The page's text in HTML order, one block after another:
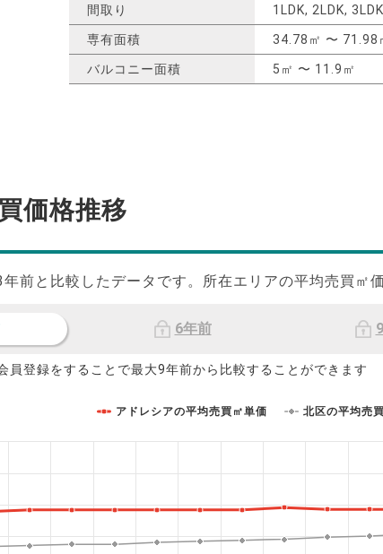
間取り 1LDK, 2LDK, 3LDK
専有面積 34.78㎡ 〜 71.98
バルコニー面積 5㎡ 〜 11.9㎡
価格推移
年前と比較したデータです。所在エリアの平均売買㎡
6年前
員登録をすることで最大9年前から比較することができます
アドレシアの平均売買㎡単価 北区の平均売